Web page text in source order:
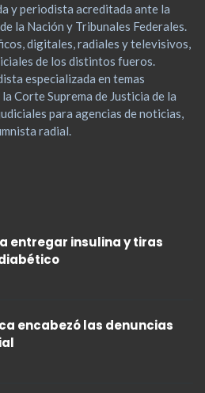
y periodista acreditada ante la
la Nación y Tribunales Federales.
digitales, radiales y televisivos,
de los distintos fueros.
especializada en temas
Corte Suprema de Justicia de la
para agencias de noticias,
radial.
entregar insulina y tiras
encabezó las denuncias